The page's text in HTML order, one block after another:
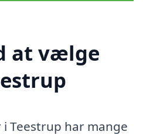
at vælge
Teestrup har mange